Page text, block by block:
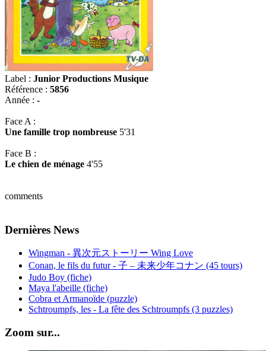
Label : Junior Productions Musique
Référence : 5856
Année : -
Face A :
Une famille trop nombreuse 5'31
Face B :
Le chien de ménage 4'55
comments
Dernières News
Wingman - 異次元ストーリー Wing Love
Conan, le fils du futur - 子 – 未来少年コナン (45 tours)
Judo Boy (fiche)
Maya l'abeille (fiche)
Cobra et Armanoïde (puzzle)
Schtroumpfs, les - La fête des Schtroumpfs (3 puzzles)
Zoom sur...